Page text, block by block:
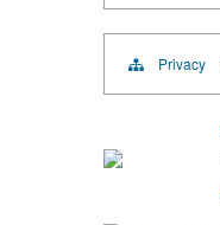
Privacy